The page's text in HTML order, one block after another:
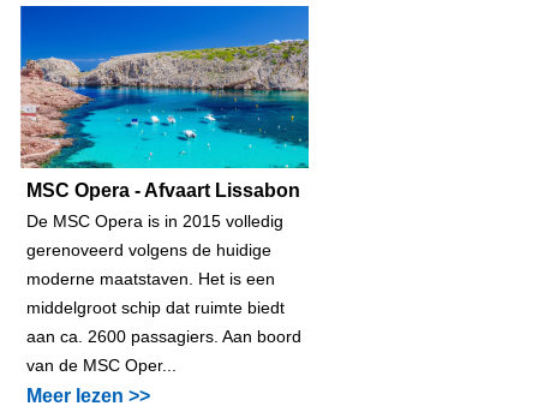
MSC Opera - Afvaart Lissabon
De MSC Opera is in 2015 volledig
gerenoveerd volgens de huidige
moderne maatstaven. Het is een
middelgroot schip dat ruimte biedt
aan ca. 2600 passagiers. Aan boord
van de MSC Oper...
Meer lezen >>